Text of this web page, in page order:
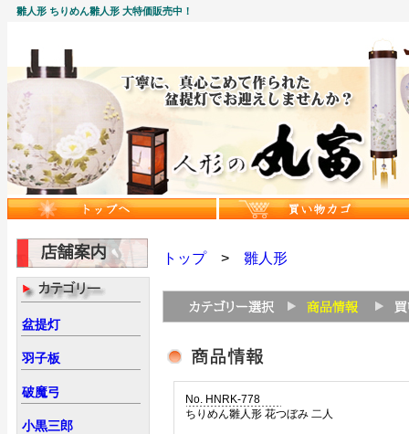
雛人形 ちりめん雛人形 大特価販売中！
盆提灯
羽子板
破魔弓
小黒三郎
トップ> 雛人形
No. HNRK-778
ちりめん雛人形 花つぼみ 二人